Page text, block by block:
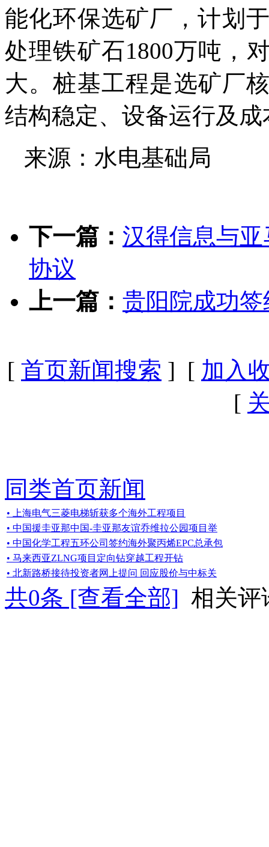
能化环保选矿厂，计划
处理铁矿石1800万吨，
大。桩基工程是选矿厂
结构稳定、设备运行及
来源：水电基础局
下一篇： 汉得信息与
协议
上一篇： 贵阳院成功
[ 首页新闻搜索 ] [ 加入
[
同类首页新闻
• 上海电气三菱电梯斩获多个海外工程项目
• 中国援圭亚那中国-圭亚那友谊乔维拉公园项目举
• 中国化学工程五环公司签约海外聚丙烯EPC总承包
• 马来西亚ZLNG项目定向钻穿越工程开钻
• 北新路桥接待投资者网上提问 回应股价与中标关
共0条 [查看全部] 相关评